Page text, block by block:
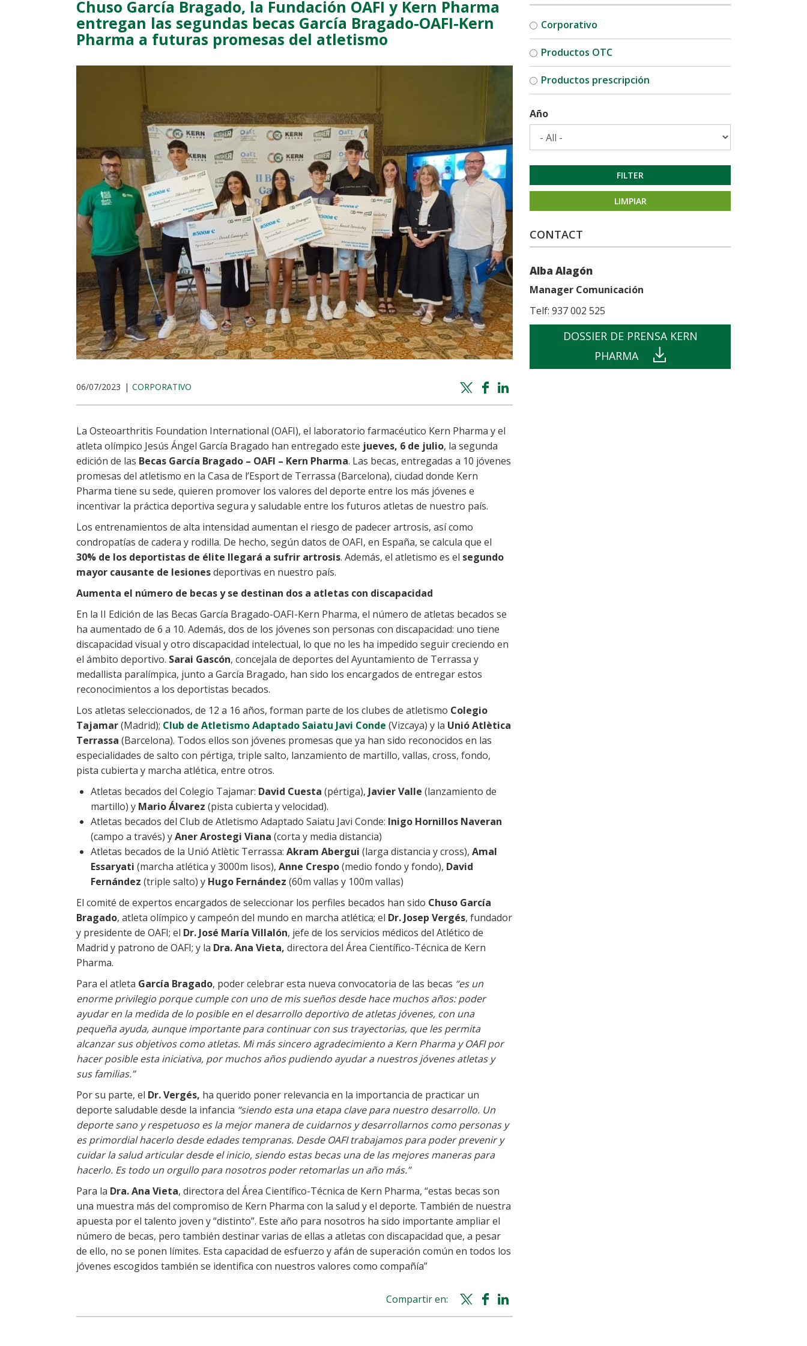
Corporativo
Productos OTC
Productos prescripción
Año
FILTER
LIMPIAR
CONTACT
Alba Alagón
Manager Comunicación
Telf: 937 002 525
DOSSIER DE PRENSA KERN
PHARMA
Chuso García Bragado, la Fundación OAFI y Kern Pharma
entregan las segundas becas García Bragado-OAFI-Kern
Pharma a futuras promesas del atletismo
06/07/2023 CORPORATIVO
Twitter
share
Facebook
share
Whatsapp
shareshare
La Osteoarthritis Foundation International (OAFI), el laboratorio farmacéutico Kern Pharma y el
atleta olímpico Jesús Ángel García Bragado han entregado este jueves, 6 de julio, la segunda
edición de las Becas García Bragado – OAFI – Kern Pharma. Las becas, entregadas a 10 jóvenes
promesas del atletismo en la Casa de l’Esport de Terrassa (Barcelona), ciudad donde Kern
Pharma tiene su sede, quieren promover los valores del deporte entre los más jóvenes e
incentivar la práctica deportiva segura y saludable entre los futuros atletas de nuestro país.
Los entrenamientos de alta intensidad aumentan el riesgo de padecer artrosis, así como
condropatías de cadera y rodilla. De hecho, según datos de OAFI, en España, se calcula que el
30% de los deportistas de élite llegará a sufrir artrosis. Además, el atletismo es el segundo
mayor causante de lesionesdeportivas en nuestro país.
Aumenta el número de becas y se destinan dos a atletas con discapacidad
En la II Edición de las Becas García Bragado-OAFI-Kern Pharma, el número de atletas becados se
ha aumentado de 6 a 10. Además, dos de los jóvenes son personas con discapacidad: uno tiene
discapacidad visual y otro discapacidad intelectual, lo que no les ha impedido seguir creciendo en
el ámbito deportivo. Sarai Gascón, concejala de deportes del Ayuntamiento de Terrassa y
medallista paralímpica, junto a García Bragado, han sido los encargados de entregar estos
reconocimientos a los deportistas becados.
Los atletas seleccionados, de 12 a 16 años, forman parte de los clubes de atletismo Colegio
Tajamar(Madrid); Club de Atletismo Adaptado Saiatu Javi Conde (Vizcaya) y la Unió Atlètica
Terrassa (Barcelona). Todos ellos son jóvenes promesas que ya han sido reconocidos en las
especialidades de salto con pértiga, triple salto, lanzamiento de martillo, vallas, cross, fondo,
pista cubierta y marcha atlética, entre otros.
Atletas becados del Colegio Tajamar: David Cuesta (pértiga), Javier Valle (lanzamiento de
martillo) y Mario Álvarez (pista cubierta y velocidad).
Atletas becados del Club de Atletismo Adaptado Saiatu Javi Conde: Inigo Hornillos Naveran
(campo a través) yAner Arostegi Viana (corta y media distancia)
Atletas becados de la Unió Atlètic Terrassa: Akram Abergui (larga distancia y cross), Amal
Essaryati (marcha atlética y 3000m lisos), Anne Crespo(medio fondo y fondo), David
Fernández (triple salto) y Hugo Fernández (60m vallas y 100m vallas)
El comité de expertos encargados de seleccionar los perfiles becados han sido Chuso García
Bragado, atleta olímpico y campeón del mundo en marcha atlética; el Dr. Josep Vergés, fundador
y presidente de OAFI; el Dr. José María Villalón, jefe de los servicios médicos del Atlético de
Madrid y patrono de OAFI; y la Dra.Ana Vieta, directora del Área Científico-Técnica de Kern
Pharma.
Para el atleta García Bragado, poder celebrar esta nueva convocatoria de las becas “es un
enorme privilegio porque cumple con uno de mis sueños desde hace muchos años: poder
ayudar en la medida de lo posible en el desarrollo deportivo de atletas jóvenes, con una
pequeña ayuda, aunque importante para continuar con sus trayectorias, que les permita
alcanzar sus objetivos como atletas. Mi más sincero agradecimiento a Kern Pharma y OAFI por
hacer posible esta iniciativa, por muchos años pudiendo ayudar a nuestros jóvenes atletas y
sus familias.”
Por su parte, el Dr. Vergés, ha querido poner relevancia en la importancia de practicar un
deporte saludable desde la infancia “siendo esta una etapa clave para nuestro desarrollo. Un
deporte sano y respetuoso es la mejor manera de cuidarnos y desarrollarnos como personas y
es primordial hacerlo desde edades tempranas. Desde OAFI trabajamos para poder prevenir y
cuidar la salud articular desde el inicio, siendo estas becas una de las mejores maneras para
hacerlo. Es todo un orgullo para nosotros poder retomarlas un año más.”
Para la Dra.Ana Vieta, directora del Área Científico-Técnica de Kern Pharma, “estas becas son
una muestra más del compromiso de Kern Pharma con la salud y el deporte. También de nuestra
apuesta por el talento joven y “distinto”. Este año para nosotros ha sido importante ampliar el
número de becas, pero también destinar varias de ellas a atletas con discapacidad que, a pesar
de ello, no se ponen límites. Esta capacidad de esfuerzo y afán de superación común en todos los
jóvenes escogidos también se identifica con nuestros valores como compañía”
Compartir en:
Twitter
share
Facebook
share
Whatsapp
shareshare